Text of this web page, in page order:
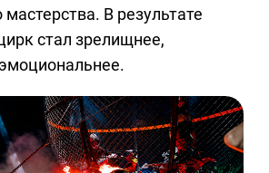
В результате
стал зрелищнее,